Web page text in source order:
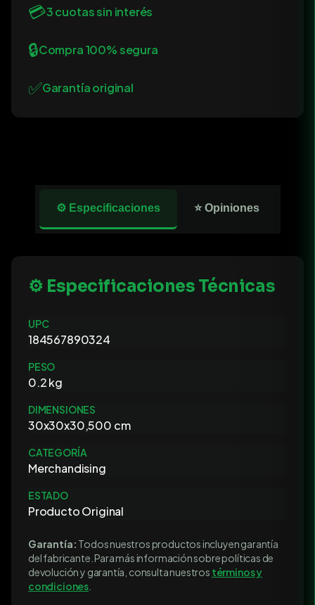
💳3 cuotas sin interés
🔒Compra 100% segura
✅Garantía original
⚙️ Especificaciones ⭐ Opiniones
⚙️ Especificaciones Técnicas
UPC
184567890324
PESO
0.2 kg
DIMENSIONES
30x30x30,500 cm
CATEGORÍA
Merchandising
ESTADO
Producto Original
Garantía: Todos nuestros productos incluyen garantía
del fabricante. Para más información sobre políticas de
devolución y garantía, consulta nuestros términos y
condiciones